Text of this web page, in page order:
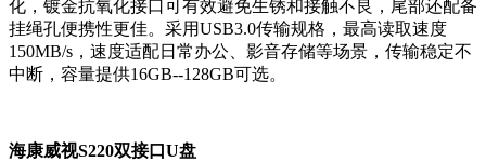
化，镀金抗氧化接口可有效避免生锈和接触不良，尾部还配备
挂绳孔便携性更佳。采用USB3.0传输规格，最高读取速度
150MB/s，速度适配日常办公、影音存储等场景，传输稳定不
中断，容量提供16GB--128GB可选。
海康威视S220双接口U盘